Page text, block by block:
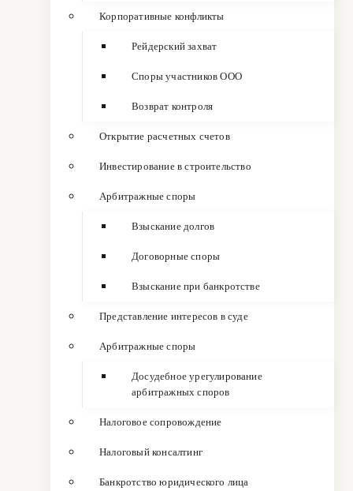
Корпоративные конфликты
Рейдерский захват
Споры участников ООО
Возврат контроля
Открытие расчетных счетов
Инвестирование в строительство
Арбитражные споры
Взыскание долгов
Договорные споры
Взыскание при банкротстве
Представление интересов в суде
Арбитражные споры
Досудебное урегулирование
арбитражных споров
Налоговое сопровождение
Налоговый консалтинг
Банкротство юридического лица